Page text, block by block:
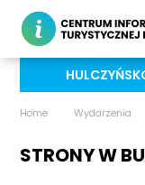
Home Wydarzenia
STRONY W